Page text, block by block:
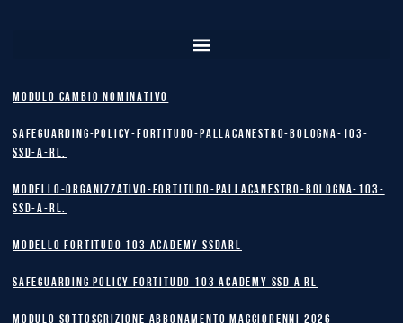
MODULO CAMBIO NOMINATIVO
safeguarding-policy-Fortitudo-Pallacanestro-Bologna-103-
SSD-A-RL.
Modello-Organizzativo-Fortitudo-Pallacanestro-Bologna-103-
SSD-A-RL.
MODELLO FORTITUDO 103 ACADEMY SSDARL
safeguarding policy Fortitudo 103 Academy SSD A RL
MODULO SOTTOSCRIZIONE ABBONAMENTO MAGGIORENNI 2026